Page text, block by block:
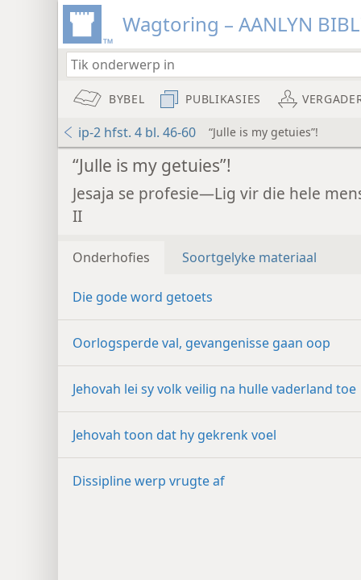
Wagtoring – AANLYN
BYBEL PUBLIKASIES
ip-2 hfst. 4 bl. 46-60 “Julle is my getuies”!
“Julle is my getuies”!
Jesaja se profesie—Lig vir die hele
II
Onderhofies Soortgelyke materiaal
Die gode word getoets
Oorlogsperde val, gevangenisse gaan oop
Jehovah lei sy volk veilig na hulle vaderland toe
Jehovah toon dat hy gekrenk voel
Dissipline werp vrugte af